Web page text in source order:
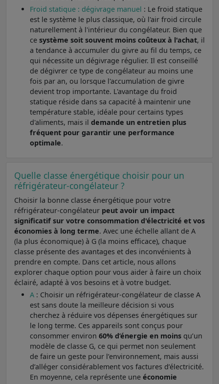
Froid statique : dégivrage manuel : Le froid statique
est le système le plus classique, où l'air froid circule
naturellement à l'intérieur du congélateur. Bien que
ce système soit souvent moins coûteux à l'achat, il
a tendance à accumuler du givre au fil du temps, ce
qui nécessite un dégivrage régulier. Il est conseillé
de dégivrer ce type de congélateur au moins une
fois par an, ou lorsque l'accumulation de givre
devient trop importante. L'avantage du froid
statique réside dans sa capacité à maintenir une
température stable, idéale pour certains types
d'aliments, mais il demande un entretien plus
fréquent pour garantir une performance
optimale.
Quelle classe énergétique choisir pour un
réfrigérateur-congélateur ?
Choisir la bonne classe énergétique pour votre
réfrigérateur-congélateur peut avoir un impact
significatif sur votre consommation d'électricité et vos
économies à long terme. Avec une échelle allant de A
(la plus économique) à G (la moins efficace), chaque
classe présente des avantages et des inconvénients à
prendre en compte. Dans cet article, nous allons
explorer chaque option pour vous aider à faire un choix
éclairé, adapté à vos besoins et à votre budget.
A : Choisir un réfrigérateur-congélateur de classe A
est sans doute la meilleure décision si vous
cherchez à réduire vos dépenses énergétiques sur
le long terme. Ces appareils sont conçus pour
consommer environ 60% d’énergie en moins qu’un
modèle de classe G, ce qui permet non seulement
de faire un geste pour l’environnement, mais aussi
d’alléger considérablement vos factures d’électricité.
En moyenne, cela représente une économie